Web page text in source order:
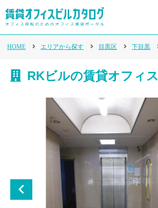
HOME エリアから探す 目黒区 下目黒
RKビルの賃貸オフィス